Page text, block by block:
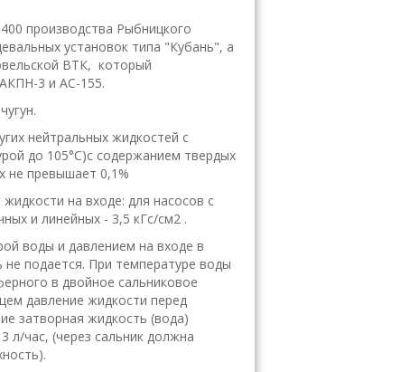
производства Рыбницкого
установок типа "Кубань", а
ВТК, который
3 и АС-155.
нейтральных жидкостей с
до 105°С)с содержанием твердых
не превышает 0,1%
на входе: для насосов с
и линейных - 3,5 кГс/см2 .
воды и давлением на входе в
подается. При температуре воды
в двойное сальниковое
давление жидкости перед
затворная жидкость (вода)
л/час, (через сальник должна